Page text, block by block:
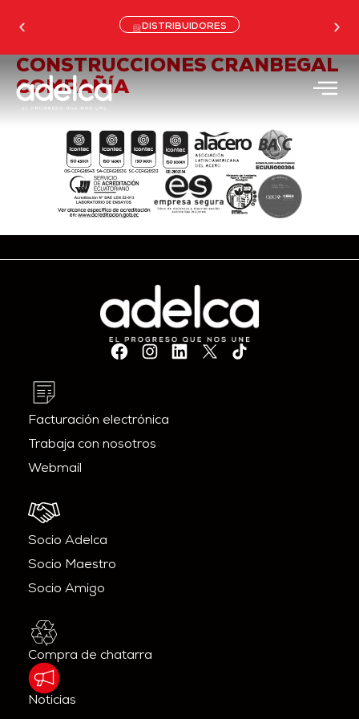
DISTRIBUIDORES
CONSTRUCCIONES CRANBEGAL
COMPAÑÍA
Facturación electrónica
Trabaja con nosotros
Webmail
Socio Adelca
Socio Maestro
Socio Amigo
Compra de chatarra
Noticias